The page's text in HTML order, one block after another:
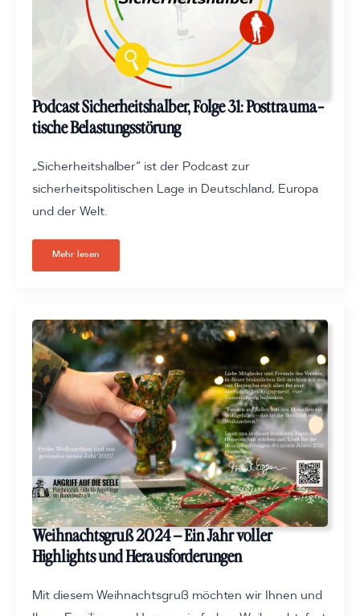
Podcast Sicherheits­halber, Folge 31: Post­trauma­
tische Be­lastungs­störung
„Sicherheitshalber“ ist der Podcast zur
sicherheitspolitischen Lage in Deutschland, Europa
und der Welt.
Mehr lesen
Weihnachtsgruß 2024 – Ein Jahr voller
Highlights und Heraus­forderungen
Mit diesem Weihnachtsgruß möchten wir Ihnen und